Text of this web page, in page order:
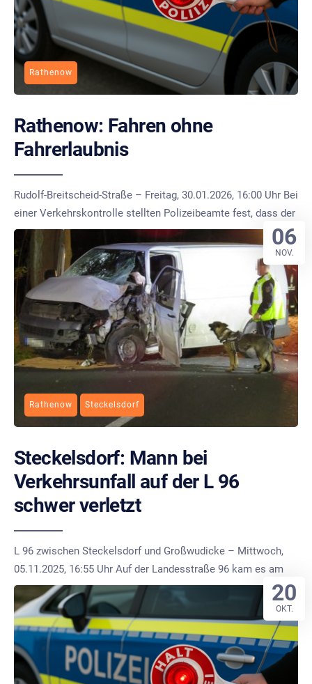
Rathenow
Rathenow: Fahren ohne
Fahrerlaubnis
Rudolf-Breitscheid-Straße – Freitag, 30.01.2026, 16:00 Uhr Bei
einer Verkehrskontrolle stellten Polizeibeamte fest, dass der
Rathenow Steckelsdorf
Steckelsdorf: Mann bei
Verkehrsunfall auf der L 96
schwer verletzt
L 96 zwischen Steckelsdorf und Großwudicke – Mittwoch,
05.11.2025, 16:55 Uhr Auf der Landesstraße 96 kam es am
06
NOV.
20
OKT.